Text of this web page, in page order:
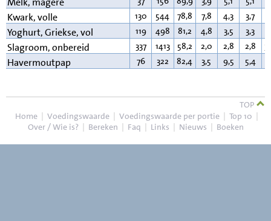
Kwark, volle 130 544 78,8 7,8 4,3 3,7
Yoghurt, Griekse, vol 119 498 81,2 4,8 3,5 3,3
Slagroom, onbereid 337 1413 58,2 2,0 2,8 2,8
Havermoutpap 76 322 82,4 3,5 9,5 5,4
TOP
Home | Voedingswaarde | Voedingswaarde per portie | Top 10 |
Over / Wie is? | Bereken | Faq | Links | Nieuws | Boeken